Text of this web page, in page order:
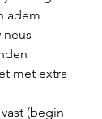
adem
met extra
(begin